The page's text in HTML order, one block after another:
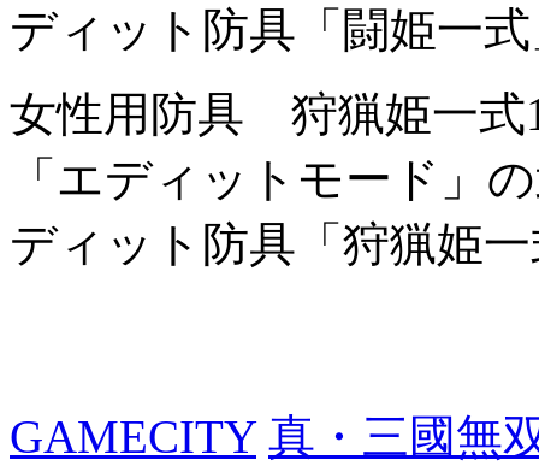
ディット防具「闘姫一
女性用防具 狩猟姫一式
「エディットモード」
ディット防具「狩猟姫
GAMECITY 真・三國無